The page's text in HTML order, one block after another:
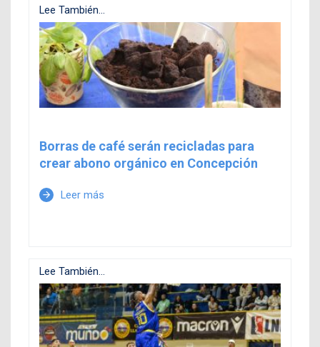
Lee También...
Borras de café serán recicladas para
crear abono orgánico en Concepción
arrow_forward Leer más
Lee También...